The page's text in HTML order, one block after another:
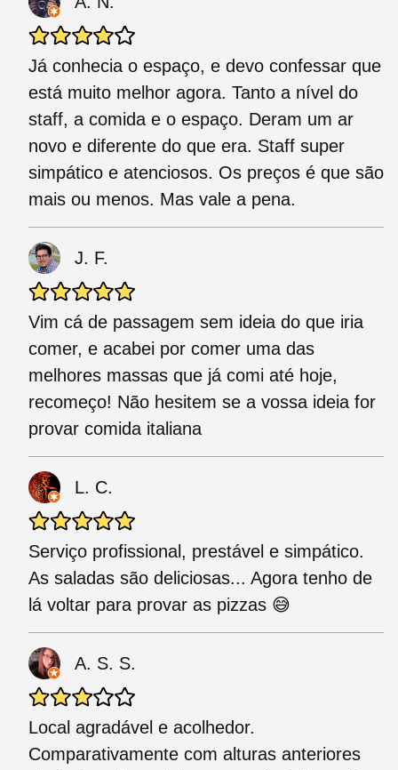
Já conhecia o espaço, e devo confessar que
está muito melhor agora. Tanto a nível do
staff, a comida e o espaço. Deram um ar
novo e diferente do que era. Staff super
simpático e atenciosos. Os preços é que são
mais ou menos. Mas vale a pena.
J. F.
Vim cá de passagem sem ideia do que iria
comer, e acabei por comer uma das
melhores massas que já comi até hoje,
recomeço! Não hesitem se a vossa ideia for
provar comida italiana
L. C.
Serviço profissional, prestável e simpático.
As saladas são deliciosas... Agora tenho de
lá voltar para provar as pizzas 😅
A. S. S.
Local agradável e acolhedor.
Comparativamente com alturas anteriores